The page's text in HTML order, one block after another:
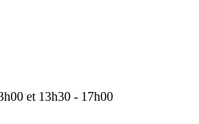
et 13h30 - 17h00